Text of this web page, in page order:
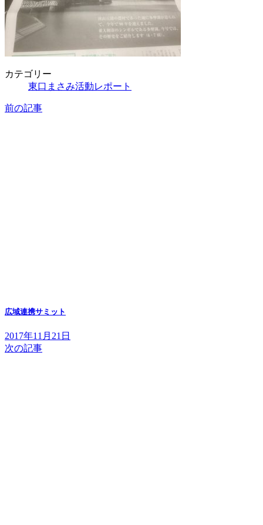
カテゴリー
東口まさみ活動レポート
前の記事
広域連携サミット
2017年11月21日
次の記事